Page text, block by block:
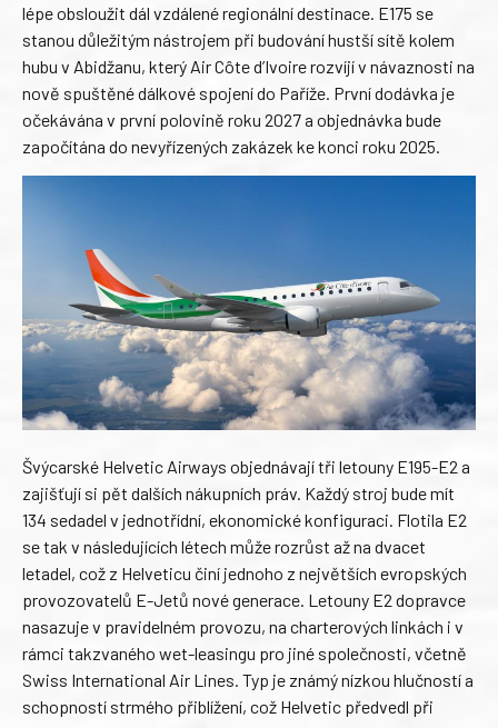
lépe obsloužit dál vzdálené regionální destinace. E175 se
stanou důležitým nástrojem při budování hustší sítě kolem
hubu v Abidžanu, který Air Côte d’Ivoire rozvíjí v návaznosti na
nově spuštěné dálkové spojení do Paříže. První dodávka je
očekávána v první polovině roku 2027 a objednávka bude
započítána do nevyřízených zakázek ke konci roku 2025.
Švýcarské Helvetic Airways objednávají tři letouny E195-E2 a
zajišťují si pět dalších nákupních práv. Každý stroj bude mít
134 sedadel v jednotřídní, ekonomické konfiguraci. Flotila E2
se tak v následujících létech může rozrůst až na dvacet
letadel, což z Helveticu činí jednoho z největších evropských
provozovatelů E-Jetů nové generace. Letouny E2 dopravce
nasazuje v pravidelném provozu, na charterových linkách i v
rámci takzvaného wet-leasingu pro jiné společnosti, včetně
Swiss International Air Lines. Typ je známý nízkou hlučností a
schopností strmého přiblížení, což Helvetic předvedl při